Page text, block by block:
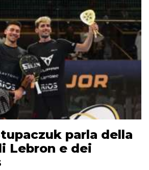
parla della
Lebron e dei